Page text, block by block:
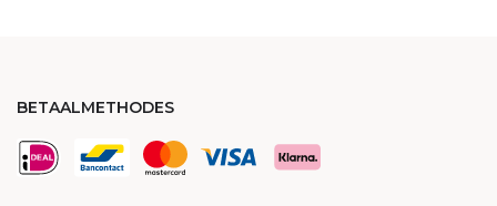
BETAALMETHODES